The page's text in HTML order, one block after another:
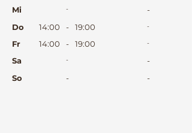
Mi
-
-
Do
14:00 - 19:00 -
Fr 14:00 - 19:00 -
Sa -
-
So
-
-